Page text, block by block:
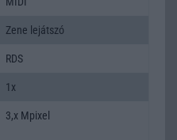
Zene lejátszó
RDS
1x
3,x Mpixel